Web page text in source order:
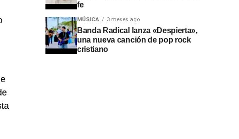
fe
MÚSICA 3 meses ago
Banda Radical lanza «Despierta»,
una nueva canción de pop rock
cristiano